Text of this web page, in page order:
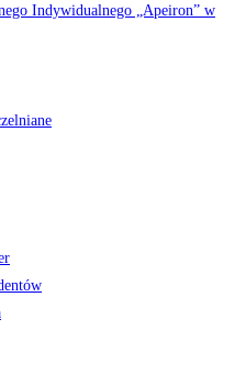
Indywidualnego „Apeiron” w